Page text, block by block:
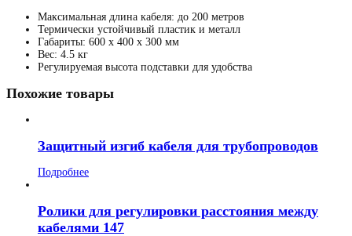
Максимальная длина кабеля: до 200 метров
Термически устойчивый пластик и металл
Габариты: 600 x 400 x 300 мм
Вес: 4.5 кг
Регулируемая высота подставки для удобства
Похожие товары
Защитный изгиб кабеля для трубопроводов
Подробнее
Ролики для регулировки расстояния между
кабелями 147